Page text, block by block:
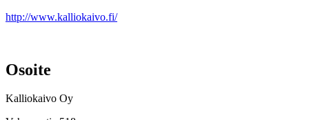
http://www.kalliokaivo.fi/
Osoite
Kalliokaivo Oy